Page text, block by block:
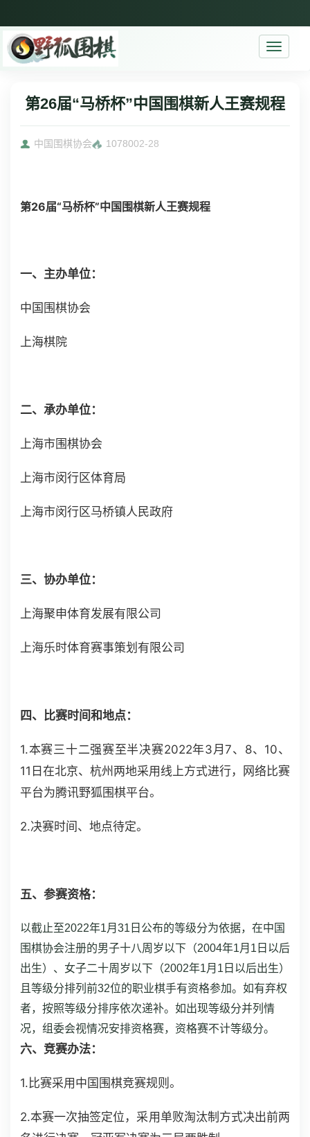
Toggle
第26届“马桥杯”中国围棋新人王赛规程
中国围棋协会 1078002-28
第26届“马桥杯”中国围棋新人王赛规程
一、主办单位：
中国围棋协会
上海棋院
二、承办单位：
上海市围棋协会
上海市闵行区体育局
上海市闵行区马桥镇人民政府
三、协办单位：
上海聚申体育发展有限公司
上海乐时体育赛事策划有限公司
四、比赛时间和地点：
1.本赛三十二强赛至半决赛2022年3月7、8、10、
11日在北京、杭州两地采用线上方式进行，网络比赛
平台为腾讯野狐围棋平台。
2.决赛时间、地点待定。
五、参赛资格：
以截止至2022年1月31日公布的等级分为依据，在中国
围棋协会注册的男子十八周岁以下（2004年1月1日以后
出生）、女子二十周岁以下（2002年1月1日以后出生）
且等级分排列前32位的职业棋手有资格参加。如有弃权
者，按照等级分排序依次递补。如出现等级分并列情
况，组委会视情况安排资格赛，资格赛不计等级分。
六、竞赛办法：
1.比赛采用中国围棋竞赛规则。
2.本赛一次抽签定位，采用单败淘汰制方式决出前两